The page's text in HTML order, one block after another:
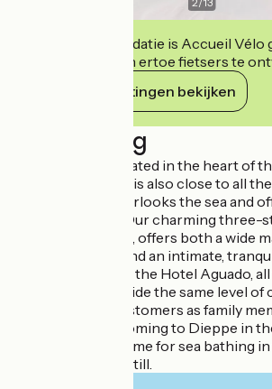
Deze accommodatie is Accueil
en verbindt zich ertoe fietsers te
Haar verplichtingen bekijken
Beschrijving
Friendly hotel located in the heart of
the Hotel Aguado is also close to all
restaurants. It overlooks the sea and
panoramic view. Our charming three-
renovated in 2016, offers both a wide
panoramic view and an intimate,
refined setting. At the Hotel Aguado,
different but provide the same level of
welcomed our customers as family
generations, all coming to Dieppe in
people used to come for sea bathing
time could stand still.